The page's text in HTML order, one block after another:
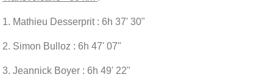
1. Mathieu Desserprit : 6h 37' 30"
2. Simon Bulloz : 6h 47' 07"
3. Jeannick Boyer : 6h 49' 22"